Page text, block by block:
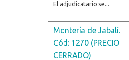
El adjudicatario se...
Montería de Jabalí.
Cód: 1270 (PRECIO
CERRADO)